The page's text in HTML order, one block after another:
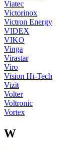
Viatec
Victorinox
Victron Energy
VIDEX
VIKO
Vinga
Virastar
Viro
Vision Hi-Tech
Vizit
Volter
Voltronic
Vortex
W